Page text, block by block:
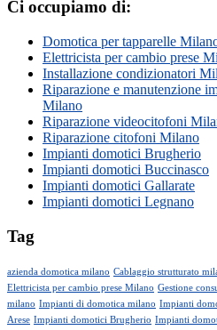
Ci occupiamo di:
Domotica per tapparelle
Elettricista per cambio prese
Installazione condizionatori
Riparazione e manutenzione
Milano
Riparazione videocitofoni
Riparazione citofoni Milano
Impianti domotici Brugherio
Impianti domotici Buccinasco
Impianti domotici Gallarate
Impianti domotici Legnano
Tag
azienda domotica milano Cablaggio strutturato
Elettricista per cambio prese Milano Gestione
milano Impianti di domotica milano Impianti
Arese Impianti domotici Brugherio Impianti